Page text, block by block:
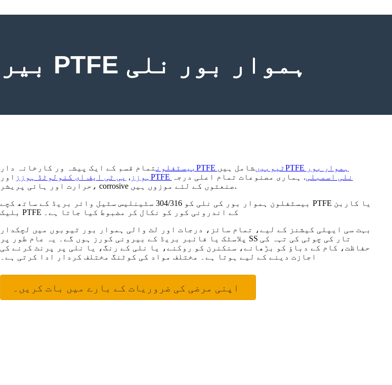
بیرونی کور کے ساتھ PTFE ہموار بور نلی
بیسٹفلون تمام قسم کے ایک پیشہ ور کارخانہ دار PTFE ٹیوبیںشامل ہیں
PTFE ہموار بور
ہوزز , پی ٹی ایف ای کنولوٹڈ ہوزز اور PTFE نلی اسمبلی. ہماری مصنوعات تمام اعلی درجہ
حرارت اور ہائی پریشر، corrosive صنعتوں کے لئے موزوں ہیں.
بیسٹفلون ہموار بور کی نلی کو 304/316 سٹینلیس سٹیل وائر بریڈ کے ساتھ کچے PTFE یا کاربن
بلیک PTFE کے اندرونی کور کو نکال کر مضبوط کیا جاتا ہے۔
بہت سی ایپلی کیشنز کے لیے، تمام سائز، درجات اور لٹ والی ہموار بور ٹیوبوں میں لچکدار
پلاسٹک یا فائبر بریڈ کے بیرونی کورز ہوں گے۔ یہ عام طور پر SS تار کی چوٹی کی تہہ کی
حفاظت، کام کے دباؤ کو بڑھانے، سنکنرن کو روکنے، یا نلی کے رنگ، یا نلی پر پرنٹ کرنے کی
اجازت دینے کے لیے ہوتا ہے۔ مختلف مواد کی کوٹنگ مختلف کردار ادا کرتی ہے۔
اپنی مرضی کی ضروریات کے بارے میں بات کریں۔